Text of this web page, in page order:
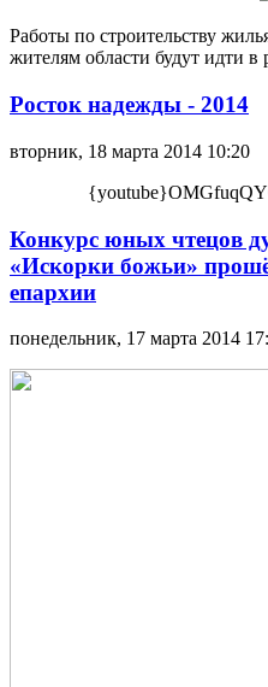
Работы по строительству
жителям области будут идти
Росток надежды - 2014
вторник, 18 марта 2014 10:20
Конкурс юных чтецов
«Искорки божьи»
епархии
понедельник, 17 марта 2014